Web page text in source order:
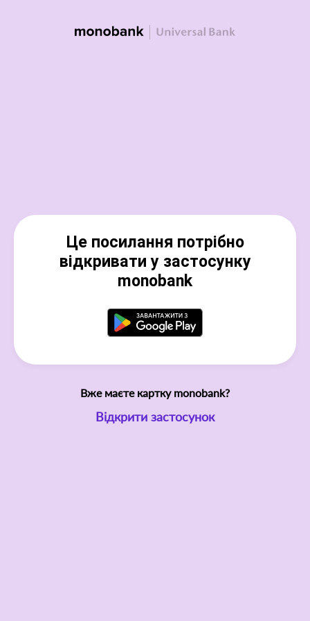
Це посилання потрібно
відкривати у застосунку
monobank
Вже маєте картку monobank?
Відкрити застосунок